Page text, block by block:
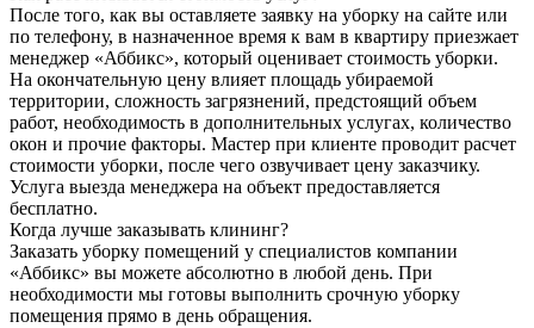
После того, как вы оставляете заявку на уборку на сайте или
по телефону, в назначенное время к вам в квартиру приезжает
менеджер «Аббикс», который оценивает стоимость уборки.
На окончательную цену влияет площадь убираемой
территории, сложность загрязнений, предстоящий объем
работ, необходимость в дополнительных услугах, количество
окон и прочие факторы. Мастер при клиенте проводит расчет
стоимости уборки, после чего озвучивает цену заказчику.
Услуга выезда менеджера на объект предоставляется
бесплатно.
Когда лучше заказывать клининг?
Заказать уборку помещений у специалистов компании
«Аббикс» вы можете абсолютно в любой день. При
необходимости мы готовы выполнить срочную уборку
помещения прямо в день обращения.